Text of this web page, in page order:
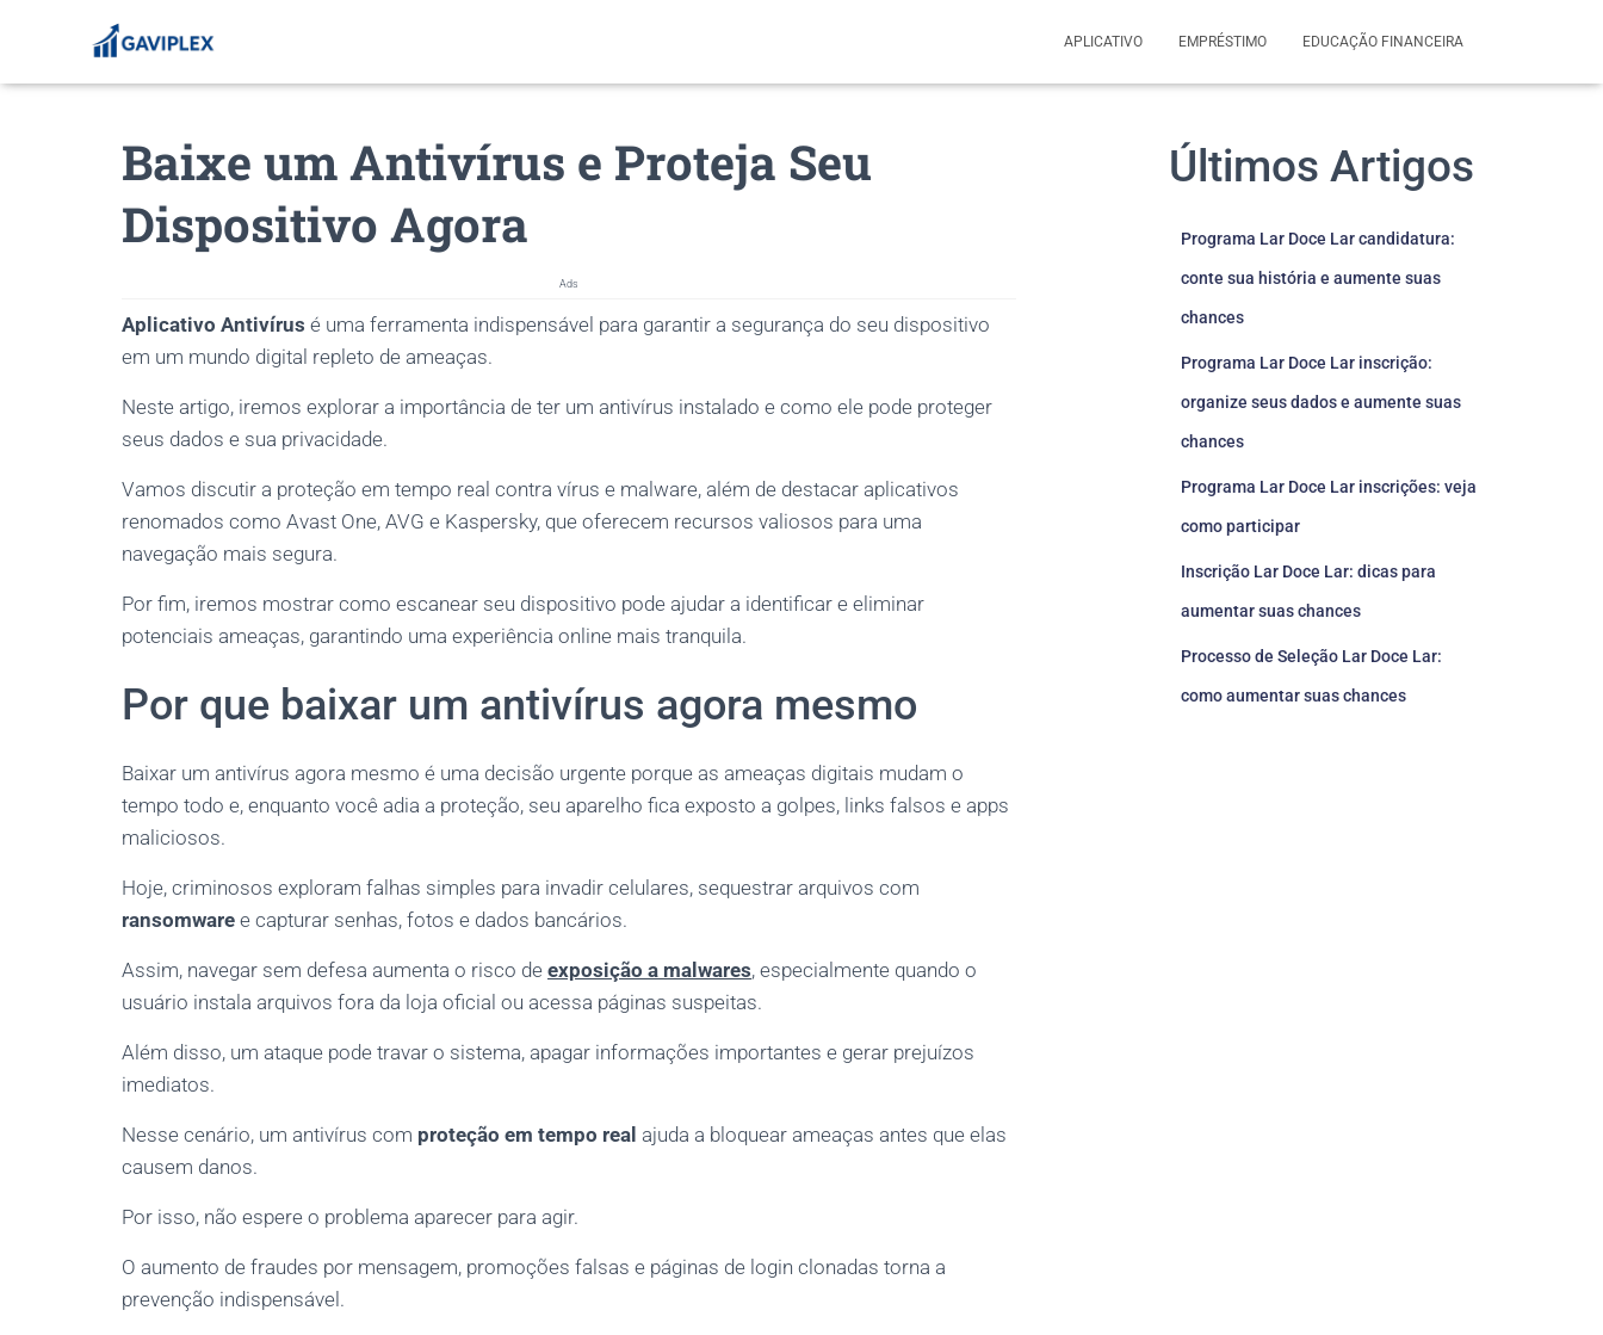
APLICATIVO EMPRÉSTIMO EDUCAÇÃO FINANCEIRA
Baixe um Antivírus e Proteja Seu
Dispositivo Agora
Ads
Aplicativo Antivírus é uma ferramenta indispensável para garantir a segurança do seu dispositivo
em um mundo digital repleto de ameaças.
Neste artigo, iremos explorar a importância de ter um antivírus instalado e como ele pode proteger
seus dados e sua privacidade.
Vamos discutir a proteção em tempo real contra vírus e malware, além de destacar aplicativos
renomados como Avast One, AVG e Kaspersky, que oferecem recursos valiosos para uma
navegação mais segura.
Por fim, iremos mostrar como escanear seu dispositivo pode ajudar a identificar e eliminar
potenciais ameaças, garantindo uma experiência online mais tranquila.
Por que baixar um antivírus agora mesmo
Baixar um antivírus agora mesmo é uma decisão urgente porque as ameaças digitais mudam o
tempo todo e, enquanto você adia a proteção, seu aparelho fica exposto a golpes, links falsos e apps
maliciosos.
Hoje, criminosos exploram falhas simples para invadir celulares, sequestrar arquivos com
ransomware e capturar senhas, fotos e dados bancários.
Assim, navegar sem defesa aumenta o risco de exposição a malwares, especialmente quando o
usuário instala arquivos fora da loja oficial ou acessa páginas suspeitas.
Além disso, um ataque pode travar o sistema, apagar informações importantes e gerar prejuízos
imediatos.
Nesse cenário, um antivírus com proteção em tempo real ajuda a bloquear ameaças antes que elas
causem danos.
Por isso, não espere o problema aparecer para agir.
O aumento de fraudes por mensagem, promoções falsas e páginas de login clonadas torna a
prevenção indispensável.
Últimos Artigos
Programa Lar Doce Lar candidatura:
conte sua história e aumente suas
chances
Programa Lar Doce Lar inscrição:
organize seus dados e aumente suas
chances
Programa Lar Doce Lar inscrições: veja
como participar
Inscrição Lar Doce Lar: dicas para
aumentar suas chances
Processo de Seleção Lar Doce Lar:
como aumentar suas chances